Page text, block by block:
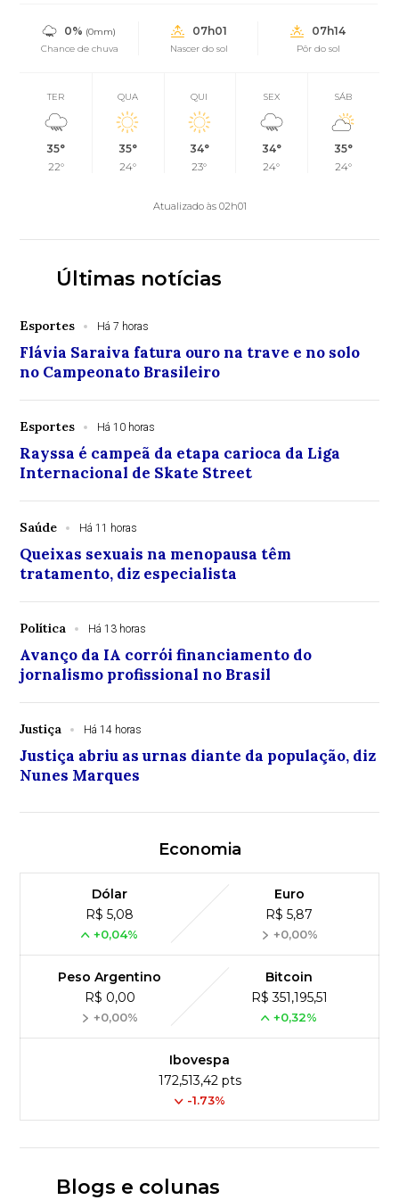
0% (0mm)
Chance de chuva
07h01
Nascer do sol
07h14
Pôr do sol
TER
35°
22°
QUA
35°
24°
QUI
34°
23°
SEX
34°
24°
SÁB
35°
24°
Atualizado às 02h01
Últimas notícias
Esportes Há 7 horas
Flávia Saraiva fatura ouro na trave e no solo
no Campeonato Brasileiro
Esportes Há 10 horas
Rayssa é campeã da etapa carioca da Liga
Internacional de Skate Street
Saúde Há 11 horas
Queixas sexuais na menopausa têm
tratamento, diz especialista
Política Há 13 horas
Avanço da IA corrói financiamento do
jornalismo profissional no Brasil
Justiça Há 14 horas
Justiça abriu as urnas diante da população, diz
Nunes Marques
Economia
Dólar
R$ 5,08
+0,04%
Euro
R$ 5,87
+0,00%
Peso Argentino
R$ 0,00
+0,00%
Bitcoin
R$ 351,195,51
+0,32%
Ibovespa
172,513,42 pts
-1.73%
Blogs e colunas